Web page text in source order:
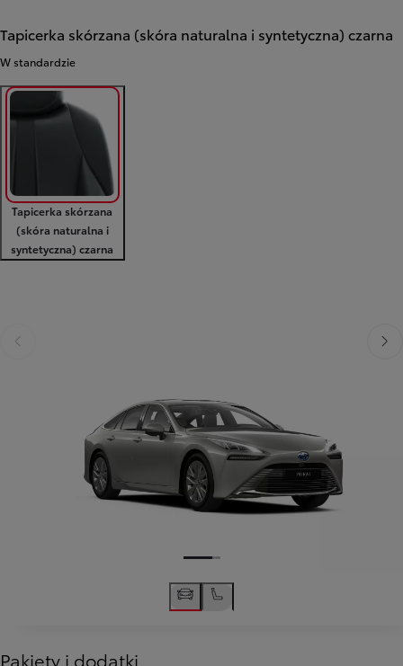
Tapicerka skórzana (skóra naturalna i syntetyczna) czarna
W standardzie
Tapicerka skórzana
(skóra naturalna i
syntetyczna) czarna
Poprzedni
Pakiety i dodatki